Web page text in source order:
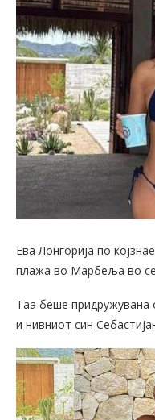
Ева Лонгорија по
плажа во Марбеља во
Таа беше придружувана
и нивниот син